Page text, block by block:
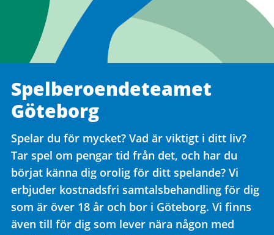
Spelberoendeteamet
Göteborg
Spelar du för mycket? Vad är viktigt i ditt liv?
Tar spel om pengar tid från det, och har du
börjat känna dig orolig för ditt spelande? Vi
erbjuder kostnadsfri samtalsbehandling för dig
som är över 18 år och bor i Göteborg. Vi finns
även till för dig som lever nära någon med